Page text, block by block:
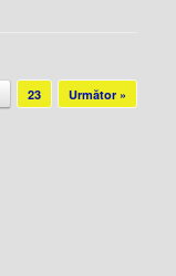
23 Următor »